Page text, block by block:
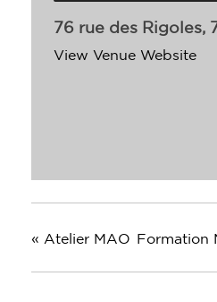
76 rue des Rigoles,
View Venue Website
« Atelier MAO Formation